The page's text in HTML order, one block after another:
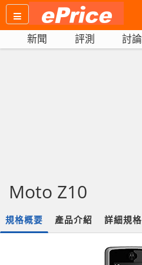
新聞 評測 討論
Moto Z10
規格概要 產品介紹 詳細規格